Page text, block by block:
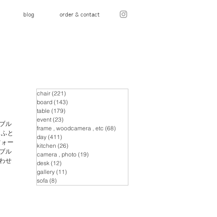
blog order & contact
ル
と
ー
ル
せ
chair (221)
board (143)
table (179)
event (23)
frame , woodcamera , etc (68)
day (411)
kitchen (26)
camera , photo (19)
desk (12)
gallery (11)
sofa (8)